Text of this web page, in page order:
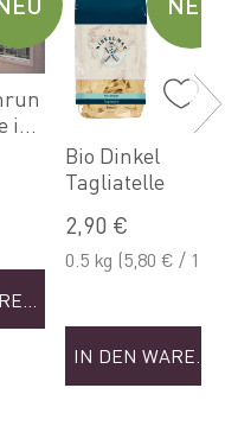
in
Bio Dinkel
Tagliatelle
2,90 €
0.5 kg (5,80 € / 1
IN DEN